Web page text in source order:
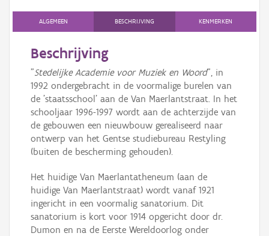
ALGEMEEN BESCHRIJVING KENMERKEN
Beschrijving
"Stedelijke Academie voor Muziek en Woord", in
1992 ondergebracht in de voormalige burelen van
de 'staatsschool' aan de Van Maerlantstraat. In het
schooljaar 1996-1997 wordt aan de achterzijde van
de gebouwen een nieuwbouw gerealiseerd naar
ontwerp van het Gentse studiebureau Restyling
(buiten de bescherming gehouden).
Het huidige Van Maerlantatheneum (aan de
huidige Van Maerlantstraat) wordt vanaf 1921
ingericht in een voormalig sanatorium. Dit
sanatorium is kort voor 1914 opgericht door dr.
Dumon en na de Eerste Wereldoorlog onder